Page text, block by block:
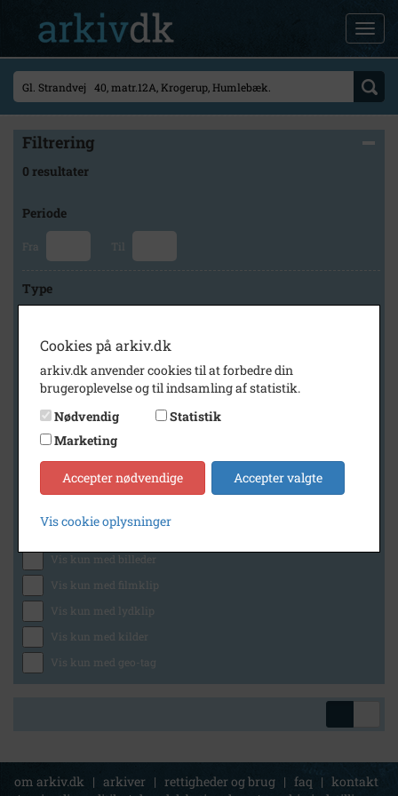
Filtrering
0 resultater
Periode
Fra Til
Type
Arkiv
Fredensborg
Generelt
Vis kun med billeder
Vis kun med filmklip
Vis kun med lydklip
Vis kun med kilder
Vis kun med geo-tag
om arkiv.dk | arkiver | rettigheder og brug | faq | kontakt
Cookies på arkiv.dk
arkiv.dk anvender cookies til at forbedre din
brugeroplevelse og til indsamling af statistik.
Nødvendig
Statistik
Marketing
Accepter nødvendige Accepter valgte
Vis cookie oplysninger